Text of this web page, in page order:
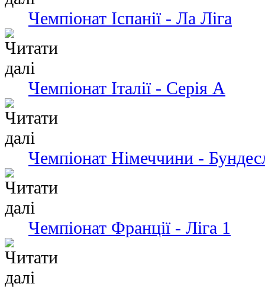
Чемпiонат Іспанії - Ла Ліга
Чемпіонат Італії - Серія А
Чемпіонат Німеччини -
Чемпіонат Франції - Ліга 1